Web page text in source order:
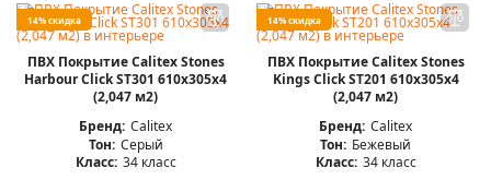
14% скидка
ПВХ Покрытие Calitex Stones
Harbour Click ST301 610x305x4
(2,047 м2)
Бренд: Calitex
Тон: Серый
Класс: 34 класс
14% скидка
ПВХ Покрытие Calitex Stones
Kings Click ST201 610x305x4
(2,047 м2)
Бренд: Calitex
Тон: Бежевый
Класс: 34 класс